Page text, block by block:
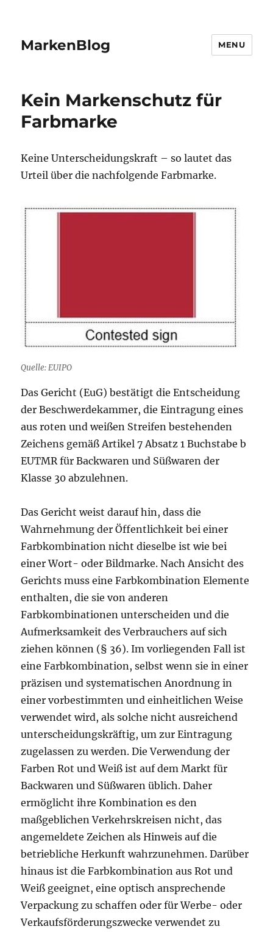
MarkenBlog MENU
Kein Markenschutz für
Farbmarke
Keine Unterscheidungskraft – so lautet das
Urteil über die nachfolgende Farbmarke.
Quelle: EUIPO
Das Gericht (EuG) bestätigt die Entscheidung
der Beschwerdekammer, die Eintragung eines
aus roten und weißen Streifen bestehenden
Zeichens gemäß Artikel 7 Absatz 1 Buchstabe b
EUTMR für Backwaren und Süßwaren der
Klasse 30 abzulehnen.
Das Gericht weist darauf hin, dass die
Wahrnehmung der Öffentlichkeit bei einer
Farbkombination nicht dieselbe ist wie bei
einer Wort- oder Bildmarke. Nach Ansicht des
Gerichts muss eine Farbkombination Elemente
enthalten, die sie von anderen
Farbkombinationen unterscheiden und die
Aufmerksamkeit des Verbrauchers auf sich
ziehen können (§ 36). Im vorliegenden Fall ist
eine Farbkombination, selbst wenn sie in einer
präzisen und systematischen Anordnung in
einer vorbestimmten und einheitlichen Weise
verwendet wird, als solche nicht ausreichend
unterscheidungskräftig, um zur Eintragung
zugelassen zu werden. Die Verwendung der
Farben Rot und Weiß ist auf dem Markt für
Backwaren und Süßwaren üblich. Daher
ermöglicht ihre Kombination es den
maßgeblichen Verkehrskreisen nicht, das
angemeldete Zeichen als Hinweis auf die
betriebliche Herkunft wahrzunehmen. Darüber
hinaus ist die Farbkombination aus Rot und
Weiß geeignet, eine optisch ansprechende
Verpackung zu schaffen oder für Werbe- oder
Verkaufsförderungszwecke verwendet zu